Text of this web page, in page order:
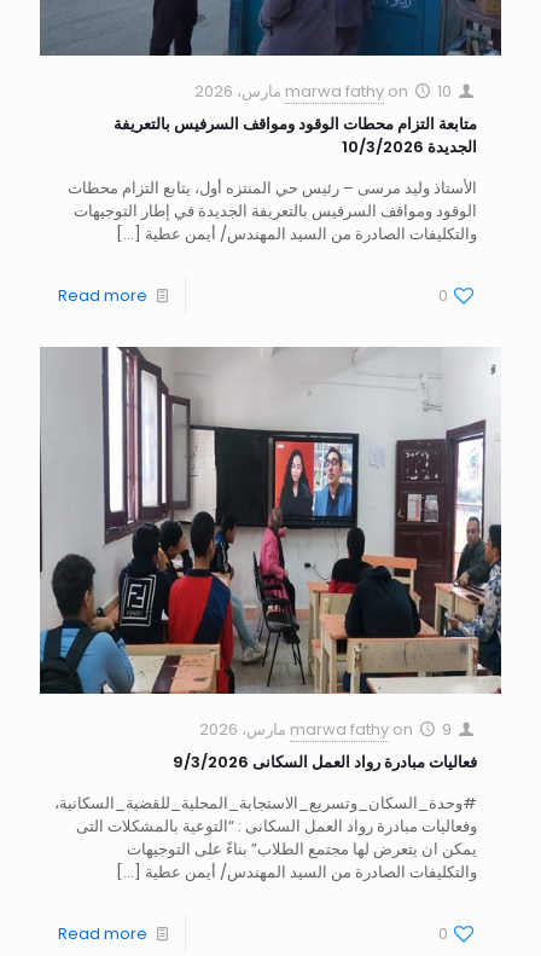
marwa fathy on
10 مارس، 2026
متابعة التزام محطات الوقود ومواقف السرفيس بالتعريفة
الجديدة 10/3/2026
الأستاذ وليد مرسى – رئيس حي المنتزه أول، يتابع التزام محطات
الوقود ومواقف السرفيس بالتعريفة الجديدة في إطار التوجيهات
والتكليفات الصادرة من السيد المهندس/ أيمن عطية […]
0
Read more
marwa fathy on
9 مارس، 2026
فعاليات مبادرة رواد العمل السكانى 9/3/2026
#وحدة_السكان_وتسريع_الاستجابة_المحلية_للقضية_السكانية،
وفعاليات مبادرة رواد العمل السكانى : “التوعية بالمشكلات التى
يمكن ان يتعرض لها مجتمع الطلاب” بناءً على التوجيهات
والتكليفات الصادرة من السيد المهندس/ أيمن عطية […]
0
Read more